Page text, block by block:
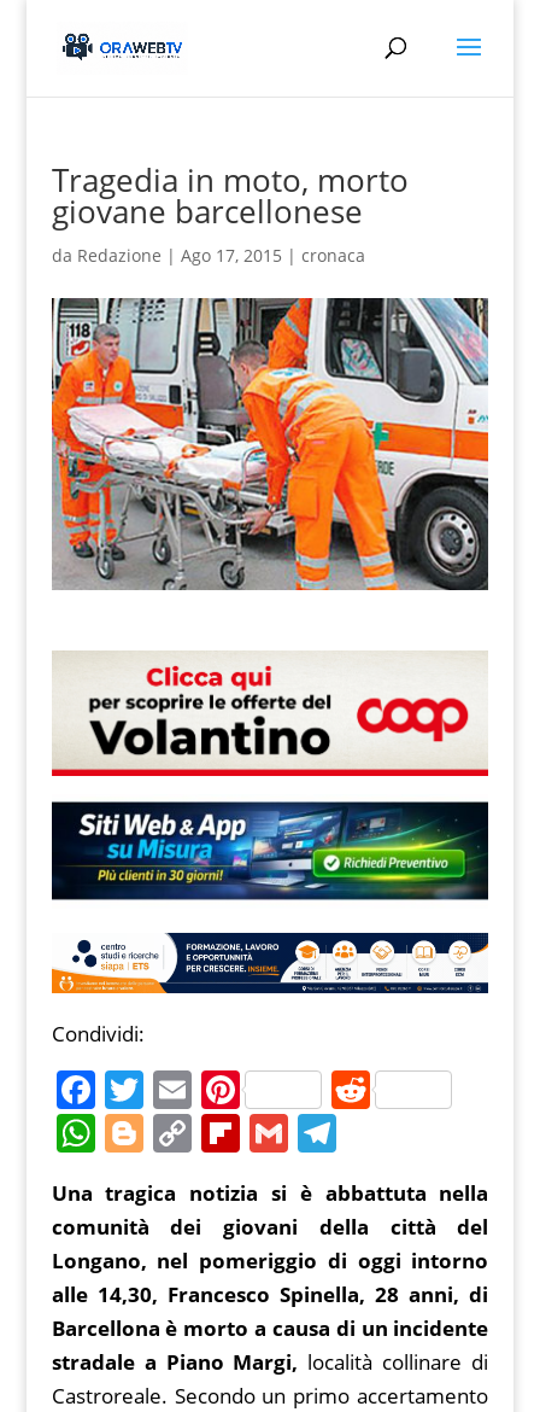
Tragedia in moto, morto
giovane barcellonese
da Redazione | Ago 17, 2015 | cronaca
Condividi:
F
a
c
e
b
o
o
k
T
w
itt
er
E
m
ai
l
Pi
nt
er
e
st
R
di
t
W
at
s
A
p
p
Bl
o
g
g
er
C
p
y
Li
n
k
Fl
ip
b
o
ar
d
G
m
ai
l
T
el
e
gr
a
m
Una tragica notizia si è abbattuta nella
comunità dei giovani della città del
Longano, nel pomeriggio di oggi intorno
alle 14,30, Francesco Spinella, 28 anni, di
Barcellona è morto a causa di un incidente
stradale a Piano Margi, località collinare di
Castroreale. Secondo un primo accertamento